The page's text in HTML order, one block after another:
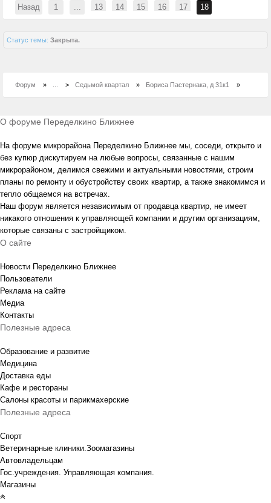
Назад 1 ... 13 14 15 16 17 18
Статус темы: Закрыта.
Форум » > Седьмой квартал » Бориса Пастернака, д 31к1 »
О форуме Переделкино Ближнее
На форуме микрорайона Переделкино Ближнее мы, соседи, открыто и
без купюр дискутируем на любые вопросы, связанные с нашим
микрорайоном, делимся свежими и актуальными новостями, строим
планы по ремонту и обустройству своих квартир, а также знакомимся и
тепло общаемся на встречах.
Наш форум является независимым от продавца квартир, не имеет
никакого отношения к управляющей компании и другим организациям,
которые связаны с застройщиком.
О сайте
Новости Переделкино Ближнее
Пользователи
Реклама на сайте
Медиа
Контакты
Полезные адреса
Образование и развитие
Медицина
Доставка еды
Кафе и рестораны
Салоны красоты и парикмахерские
Полезные адреса
Спорт
Ветеринарные клиники.Зоомагазины
Автовладельцам
Гос.учреждения. Управляющая компания.
Магазины